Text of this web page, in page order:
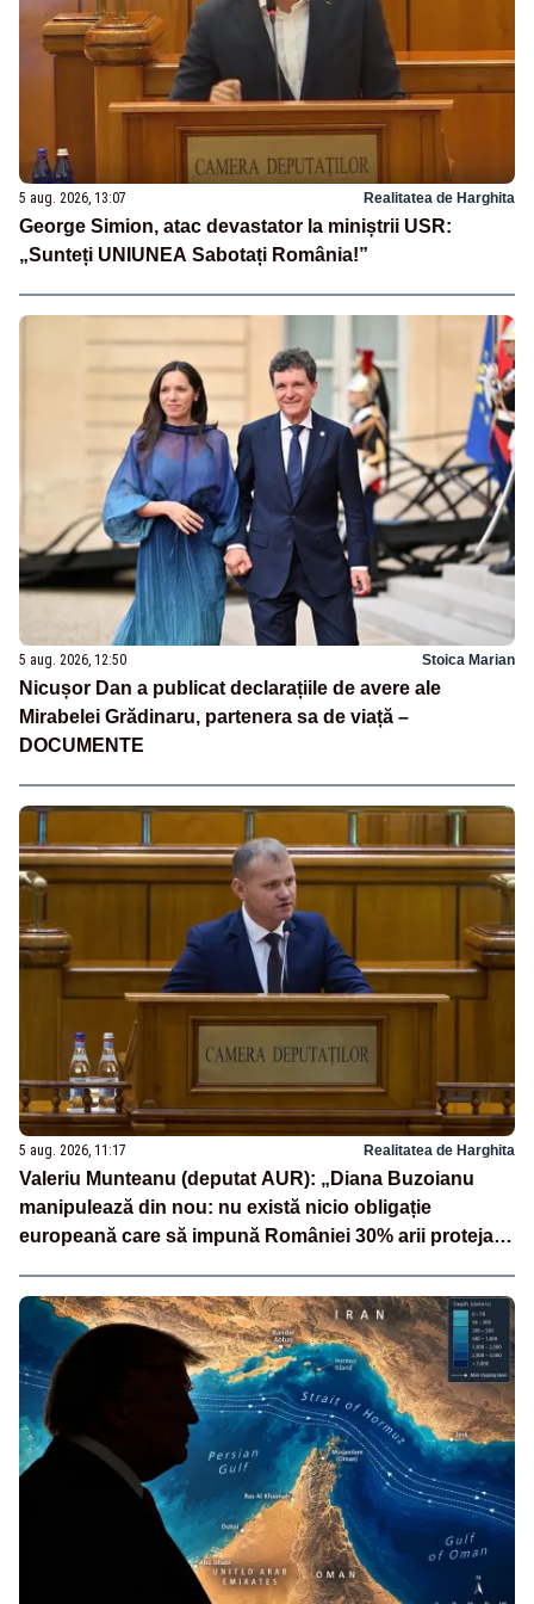
5 aug. 2026, 13:07 Realitatea de Harghita
George Simion, atac devastator la miniștrii USR:
„Sunteți UNIUNEA Sabotați România!”
5 aug. 2026, 12:50 Stoica Marian
Nicușor Dan a publicat declarațiile de avere ale
Mirabelei Grădinaru, partenera sa de viață –
DOCUMENTE
5 aug. 2026, 11:17 Realitatea de Harghita
Valeriu Munteanu (deputat AUR): „Diana Buzoianu
manipulează din nou: nu există nicio obligație
europeană care să impună României 30% arii protejate